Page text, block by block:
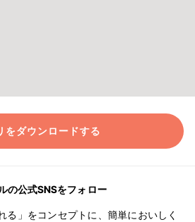
をダウンロードする
の公式SNSをフォロー
る」をコンセプトに、簡単においしく